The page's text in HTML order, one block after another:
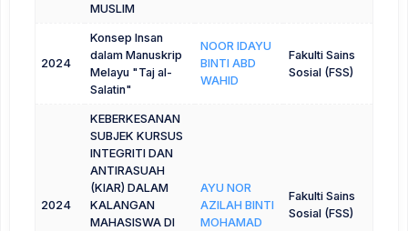
MUSLIM
2024
Konsep Insan
dalam Manuskrip
Melayu "Taj al-
Salatin"
NOOR IDAYU
BINTI ABD
WAHID
Fakulti Sains
Sosial (FSS)
2024
KEBERKESANAN
SUBJEK KURSUS
INTEGRITI DAN
ANTIRASUAH
(KIAR) DALAM
KALANGAN
MAHASISWA DI
AYU NOR
AZILAH BINTI
MOHAMAD
Fakulti Sains
Sosial (FSS)